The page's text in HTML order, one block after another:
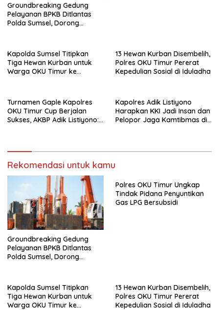
Groundbreaking Gedung
Pelayanan BPKB Ditlantas
Polda Sumsel, Dorong
Kapolda Sumsel Titipkan
Tiga Hewan Kurban untuk
Warga OKU Timur ke
13 Hewan Kurban Disembelih,
Polres OKU Timur Pererat
Kepedulian Sosial di Iduladha
Turnamen Gaple Kapolres
OKU Timur Cup Berjalan
Sukses, AKBP Adik Listiyono:
Kapolres Adik Listiyono
Harapkan KKI Jadi Insan dan
Pelopor Jaga Kamtibmas di
Rekomendasi untuk kamu
Groundbreaking Gedung
Pelayanan BPKB Ditlantas
Polda Sumsel, Dorong
Polres OKU Timur Ungkap
Tindak Pidana Penyuntikan
Gas LPG Bersubsidi
Kapolda Sumsel Titipkan
Tiga Hewan Kurban untuk
Warga OKU Timur ke
13 Hewan Kurban Disembelih,
Polres OKU Timur Pererat
Kepedulian Sosial di Iduladha